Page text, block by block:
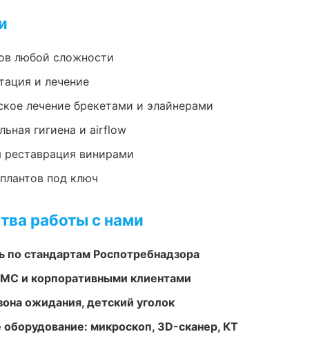
любой сложности
и лечение
лечение брекетами и элайнерами
гигиена и airflow
реставрация винирами
под ключ
работы с нами
по стандартам Роспотребнадзора
и корпоративными клиентами
ожидания, детский уголок
микроскоп, 3D-сканер, КТ